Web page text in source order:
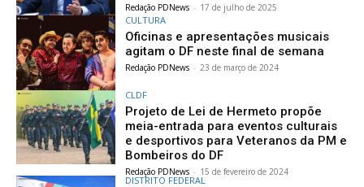
Redação PDNews - 17 de julho de 2025
CULTURA
Oficinas e apresentações musicais
agitam o DF neste final de semana
Redação PDNews - 23 de março de 2024
CLDF
Projeto de Lei de Hermeto propõe
meia-entrada para eventos culturais
e desportivos para Veteranos da PM e
Bombeiros do DF
Redação PDNews - 15 de fevereiro de 2024
DISTRITO FEDERAL